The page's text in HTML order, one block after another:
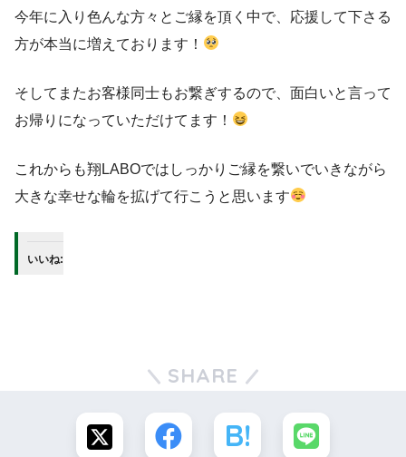
今年に入り色んな方々とご縁を頂く中で、応援して下さる
方が本当に増えております！
そしてまたお客様同士もお繋ぎするので、面白いと言って
お帰りになっていただけてます！
これからも翔LABOではしっかりご縁を繋いでいきながら
大きな幸せな輪を拡げて行こうと思います
いいね:
SHARE